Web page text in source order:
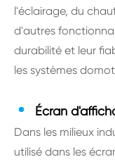
l'éclairage, du
d'autres
durabilité et leur
les systèmes
Écran
Dans les milieux
utilisé dans les